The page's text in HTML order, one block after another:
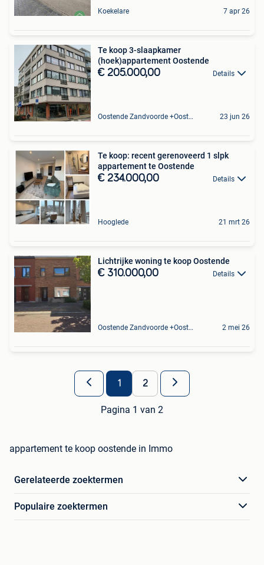
Koekelare 7 apr 26
Te koop 3-slaapkamer
(hoek)appartement Oostende
€ 205.000,00 Details
Oostende Zandvoorde +Oostende 23 jun 26
Te koop: recent gerenoveerd 1 slpk
appartement te Oostende
€ 234.000,00 Details
Hooglede 21 mrt 26
Lichtrijke woning te koop Oostende
€ 310.000,00 Details
Oostende Zandvoorde +Oostende 2 mei 26
1 2
Pagina 1 van 2
appartement te koop oostende in Immo
Gerelateerde zoektermen
Populaire zoektermen